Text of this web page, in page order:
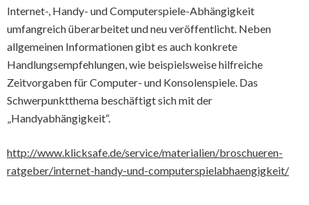
Internet-, Handy- und Computerspiele-Abhängigkeit
umfangreich überarbeitet und neu veröffentlicht. Neben
allgemeinen Informationen gibt es auch konkrete
Handlungsempfehlungen, wie beispielsweise hilfreiche
Zeitvorgaben für Computer- und Konsolenspiele. Das
Schwerpunktthema beschäftigt sich mit der
„Handyabhängigkeit“.
http://www.klicksafe.de/service/materialien/broschueren-
ratgeber/internet-handy-und-computerspielabhaengigkeit/